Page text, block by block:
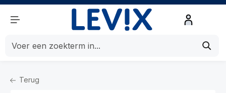
Terug
Home